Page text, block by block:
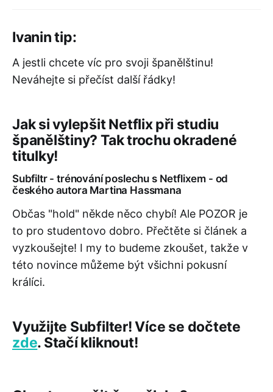
Ivanin tip:
A jestli chcete víc pro svoji španělštinu!
Neváhejte si přečíst další řádky!
Jak si vylepšit Netflix při studiu
španělštiny? Tak trochu okradené
titulky!
Subfiltr - trénování poslechu s Netflixem - od
českého autora Martina Hassmana
Občas "hold" někde něco chybí! Ale POZOR je
to pro studentovo dobro. Přečtěte si článek a
vyzkoušejte! I my to budeme zkoušet, takže v
této novince můžeme být všichni pokusní
králíci.
Využijte Subfilter! Více se dočtete
zde. Stačí kliknout!